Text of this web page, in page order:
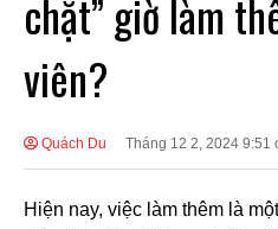
chặt” giờ làm
viên?
Quách Du Tháng 12 2, 2024 9:51
Hiện nay, việc làm thêm là